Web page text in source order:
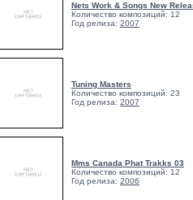
Nets Work & Songs New
Количество композиций: 12
Год релиза: 2007
Tuning Masters
Количество композиций: 23
Год релиза: 2007
Mms Canada Phat Trakks 03
Количество композиций: 12
Год релиза: 2006